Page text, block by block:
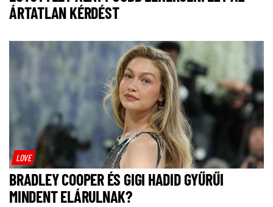
ÁRTATLAN KÉRDÉST
LOVE
BRADLEY COOPER ÉS GIGI HADID GYŰRŰI
MINDENT ELÁRULNAK?